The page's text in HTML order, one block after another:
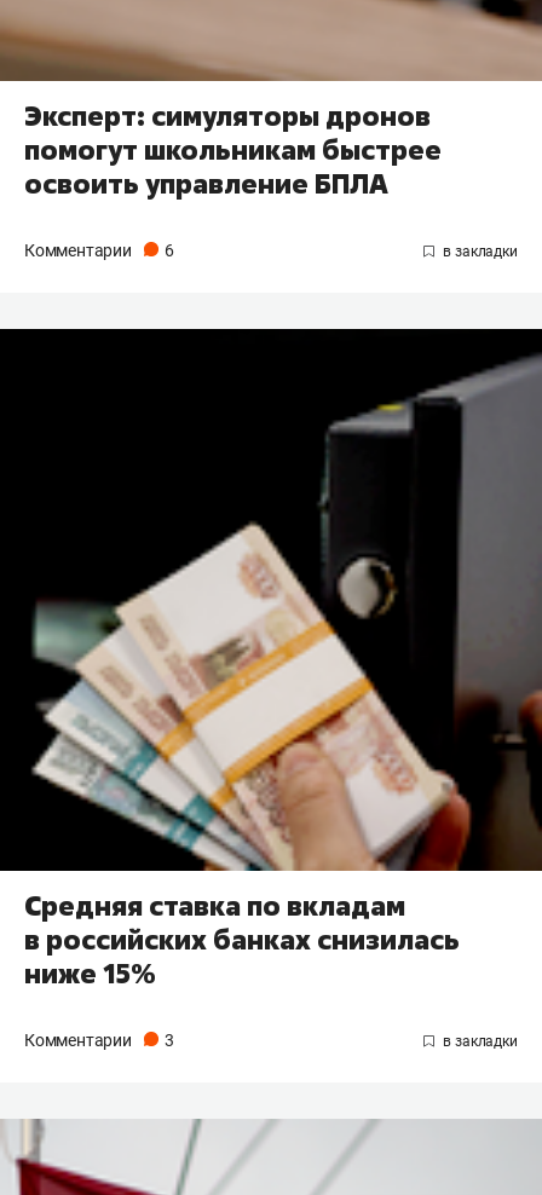
Эксперт: симуляторы дронов
помогут школьникам быстрее
освоить управление БПЛА
Комментарии 6
Средняя ставка по вкладам
в российских банках снизилась
ниже 15%
Комментарии 3